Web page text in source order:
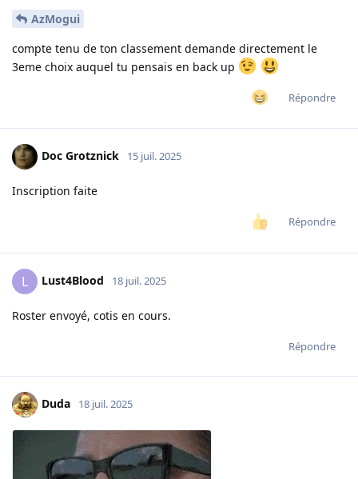
AzMogui
compte tenu de ton classement demande directement le
3eme choix auquel tu pensais en back up
Répondre
Doc Grotznick 15 juil. 2025
Inscription faite
Répondre
L Lust4Blood 18 juil. 2025
Roster envoyé, cotis en cours.
Répondre
Duda 18 juil. 2025